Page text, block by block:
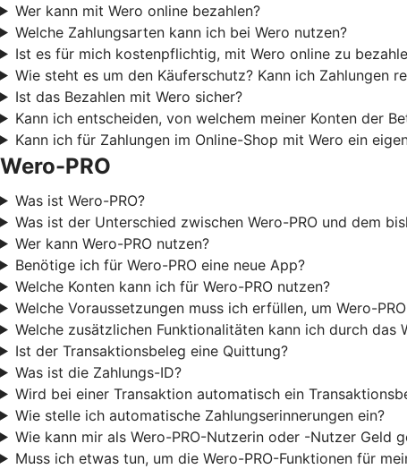
Wer kann mit Wero online bezahlen?
Welche Zahlungsarten kann ich bei Wero nutzen?
Ist es für mich kostenpflichtig, mit Wero online zu
Wie steht es um den Käuferschutz? Kann ich Zahlungen
Ist das Bezahlen mit Wero sicher?
Kann ich entscheiden, von welchem meiner Konten der
Kann ich für Zahlungen im Online-Shop mit Wero ein
Wero-PRO
Was ist Wero-PRO?
Was ist der Unterschied zwischen Wero-PRO und dem
Wer kann Wero-PRO nutzen?
Benötige ich für Wero-PRO eine neue App?
Welche Konten kann ich für Wero-PRO nutzen?
Welche Voraussetzungen muss ich erfüllen, um Wero-
Welche zusätzlichen Funktionalitäten kann ich durch das
Ist der Transaktionsbeleg eine Quittung?
Was ist die Zahlungs-ID?
Wird bei einer Transaktion automatisch ein
Wie stelle ich automatische Zahlungserinnerungen ein?
Wie kann mir als Wero-PRO-Nutzerin oder -Nutzer Geld
Muss ich etwas tun, um die Wero-PRO-Funktionen für